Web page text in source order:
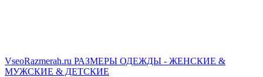
VseoRazmerah.ru РАЗМЕРЫ ОДЕЖДЫ - ЖЕНСКИЕ &
МУЖСКИЕ & ДЕТСКИЕ